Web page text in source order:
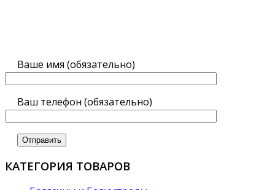
Ваше имя (обязательно)
Ваш телефон (обязательно)
КАТЕГОРИЯ ТОВАРОВ